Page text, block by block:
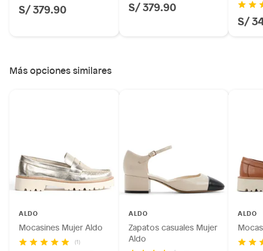
S/ 379.90 S/ 379.90
S/
Más opciones similares
ALDO
Mocasines Mujer Aldo
(1)
ALDO
Zapatos casuales Mujer
Aldo
ALDO